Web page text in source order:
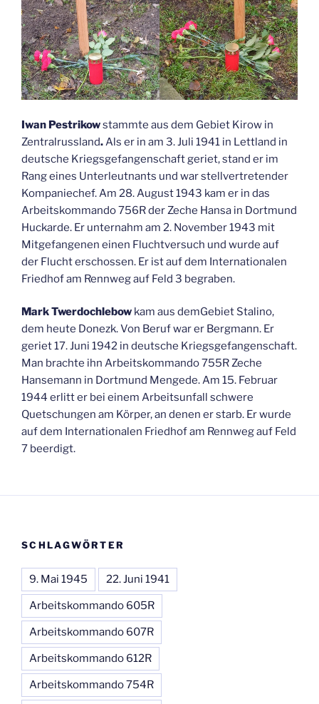
Iwan Pestrikowstammte aus dem Gebiet Kirow in
Zentralrussland.Als er in am 3. Juli 1941 in Lettland in
deutsche Kriegsgefangenschaft geriet, stand er im
Rang eines Unterleutnants und war stellvertretender
Kompaniechef. Am 28. August 1943 kam er in das
Arbeitskommando 756R der Zeche Hansa in Dortmund
Huckarde. Er unternahm am 2. November 1943 mit
Mitgefangenen einen Fluchtversuch und wurde auf
der Flucht erschossen. Er ist auf dem Internationalen
Friedhof am Rennweg auf Feld 3 begraben.
Mark Twerdochlebow kam aus demGebiet Stalino,
dem heute Donezk. Von Beruf war er Bergmann. Er
geriet 17. Juni 1942 in deutsche Kriegsgefangenschaft.
Man brachte ihn Arbeitskommando 755R Zeche
Hansemann in Dortmund Mengede. Am 15. Februar
1944 erlitt er bei einem Arbeitsunfall schwere
Quetschungen am Körper, an denen er starb. Er wurde
auf dem Internationalen Friedhof am Rennweg auf Feld
7 beerdigt.
SCHLAGWÖRTER
9. Mai 1945 22. Juni 1941
Arbeitskommando 605R
Arbeitskommando 607R
Arbeitskommando 612R
Arbeitskommando 754R